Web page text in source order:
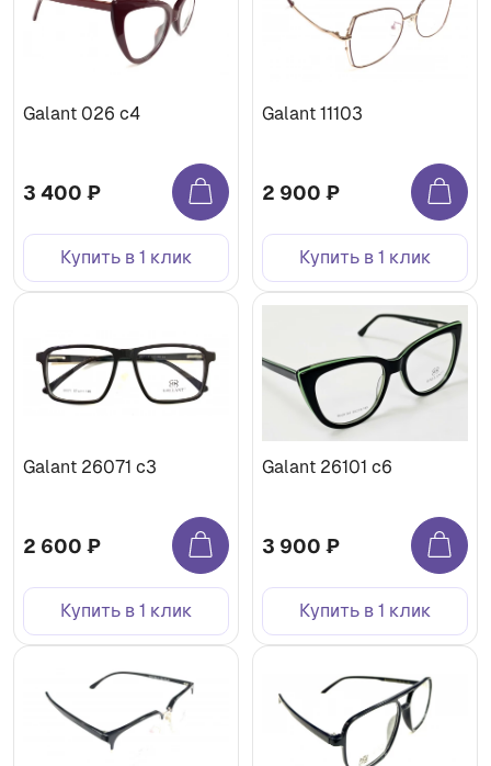
Galant 026 с4
3 400 ₽
Купить в 1 клик
Galant 11103
2 900 ₽
Купить в 1 клик
Galant 26071 c3
2 600 ₽
Купить в 1 клик
Galant 26101 c6
3 900 ₽
Купить в 1 клик